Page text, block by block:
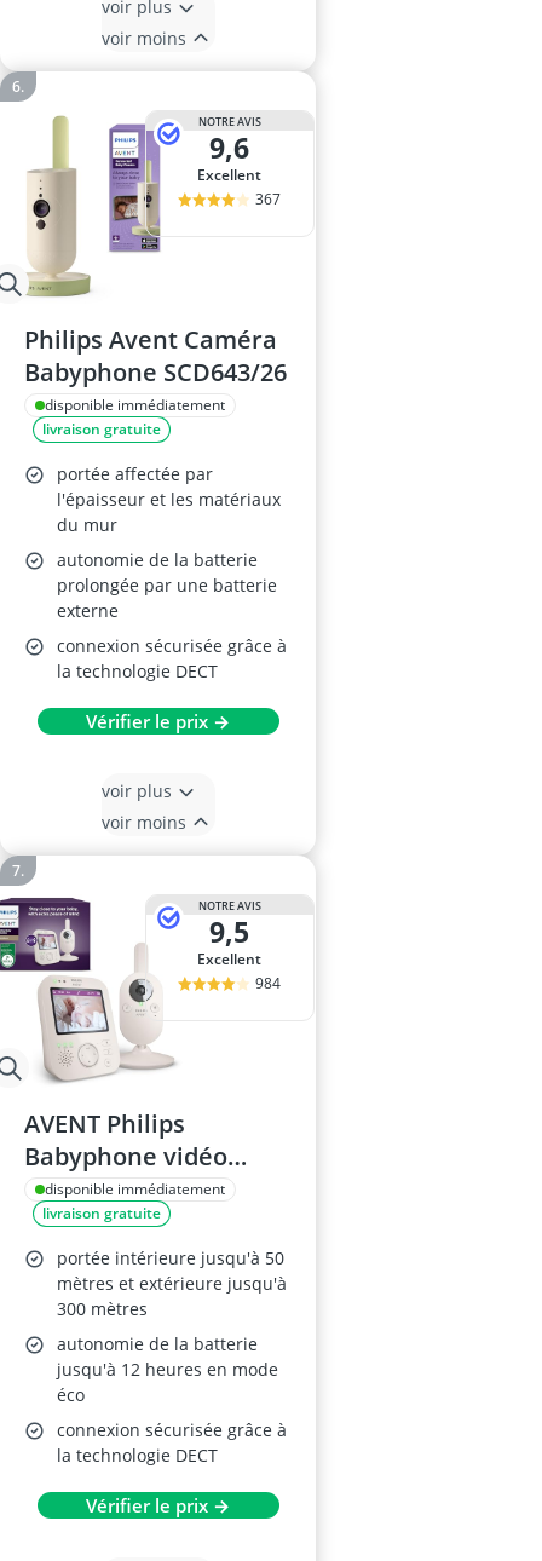
voir plus
voir moins
NOTRE AVIS
9,6
Excellent
367
Philips Avent Caméra
Babyphone SCD643/26
disponible immédiatement
livraison gratuite
portée affectée par
l'épaisseur et les matériaux
du mur
autonomie de la batterie
prolongée par une batterie
externe
connexion sécurisée grâce à
la technologie DECT
Vérifier le prix →
voir plus
voir moins
NOTRE AVIS
9,5
Excellent
984
AVENT Philips
Babyphone vidéo
SCD891/26
disponible immédiatement
livraison gratuite
portée intérieure jusqu'à 50
mètres et extérieure jusqu'à
300 mètres
autonomie de la batterie
jusqu'à 12 heures en mode
éco
connexion sécurisée grâce à
la technologie DECT
Vérifier le prix →